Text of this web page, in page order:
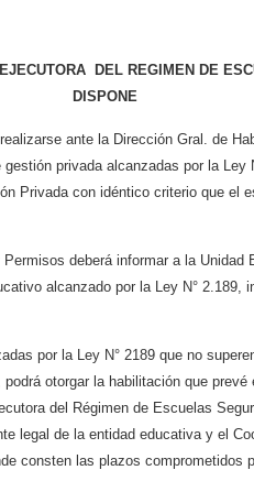
DEL REGIMEN DE
DISPONE
ante la Dirección Gral. de
privada alcanzadas por la Ley
Privada con idéntico criterio que el
deberá informar a la Unidad
alcanzado por la Ley N° 2.189,
por la Ley N° 2189 que no
otorgar la habilitación que prevé
del Régimen de Escuelas
legal de la entidad educativa y el
consten las plazos comprometidos